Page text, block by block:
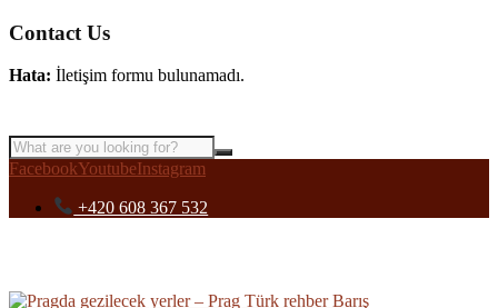
Contact Us
Hata: İletişim formu bulunamadı.
FacebookYoutubeInstagram
+420 608 367 532